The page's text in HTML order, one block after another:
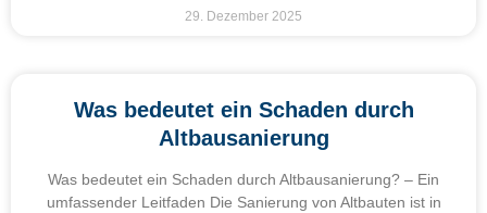
29. Dezember 2025
Was bedeutet ein Schaden durch
Altbausanierung
Was bedeutet ein Schaden durch Altbausanierung? – Ein
umfassender Leitfaden Die Sanierung von Altbauten ist in